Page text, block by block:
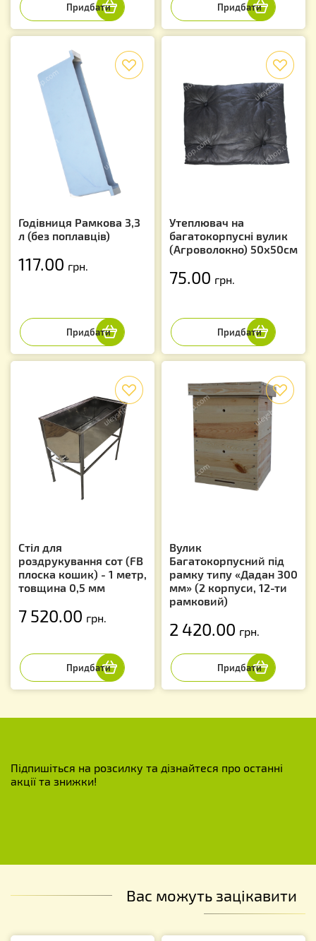
Годівниця Рамкова 3,3
л (без поплавців)
117.00 грн.
Утеплювач на
багатокорпусні вулик
(Агроволокно) 50х50см
75.00 грн.
Стіл для
роздрукування сот (FB
плоска кошик) - 1 метр,
товщина 0,5 мм
7 520.00 грн.
Вулик
Багатокорпусний під
рамку типу «Дадан 300
мм» (2 корпуси, 12-ти
рамковий)
2 420.00 грн.
Підпишіться на розсилку та дізнайтеся про останні
акції та знижки!
Вас можуть зацікавити